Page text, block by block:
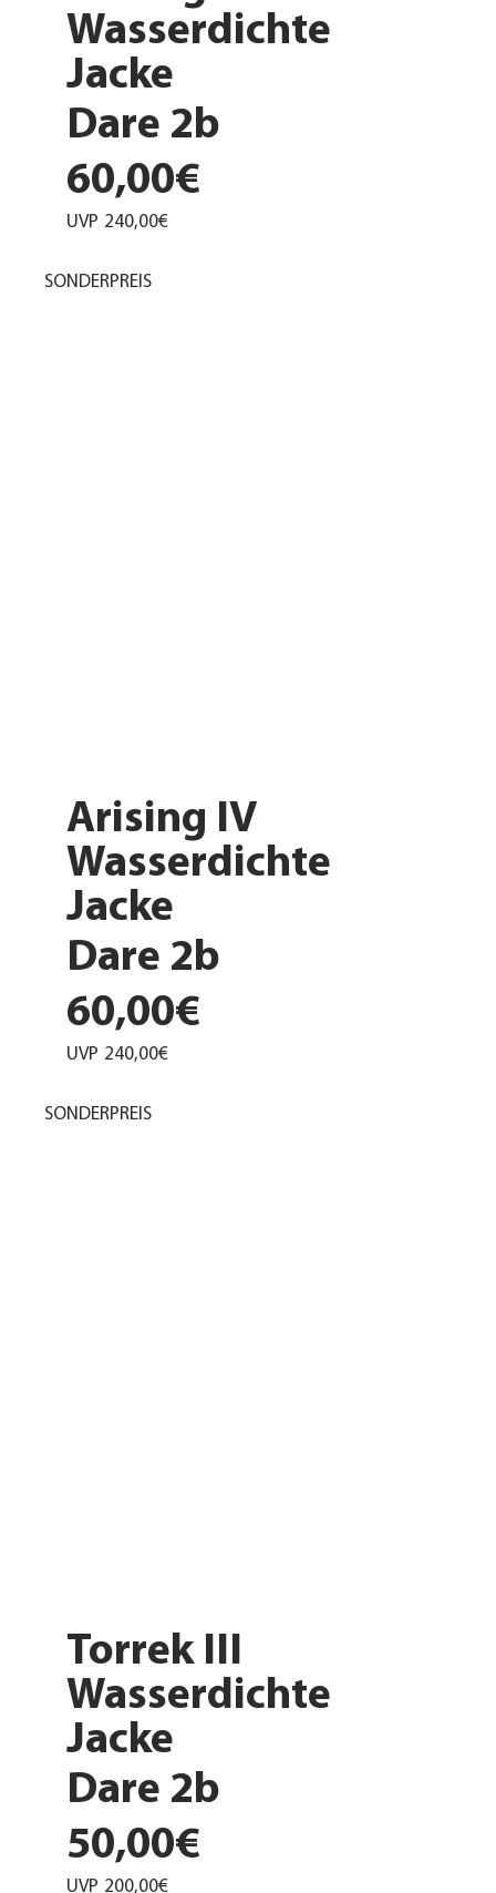
Wasserdichte
Jacke
Dare 2b
60,00€
UVP 240,00€
Arising IV
Wasserdichte
Jacke
Dare 2b
60,00€
UVP 240,00€
SONDERPREIS
Torrek III
Wasserdichte
Jacke
Dare 2b
50,00€
UVP 200,00€
SONDERPREIS